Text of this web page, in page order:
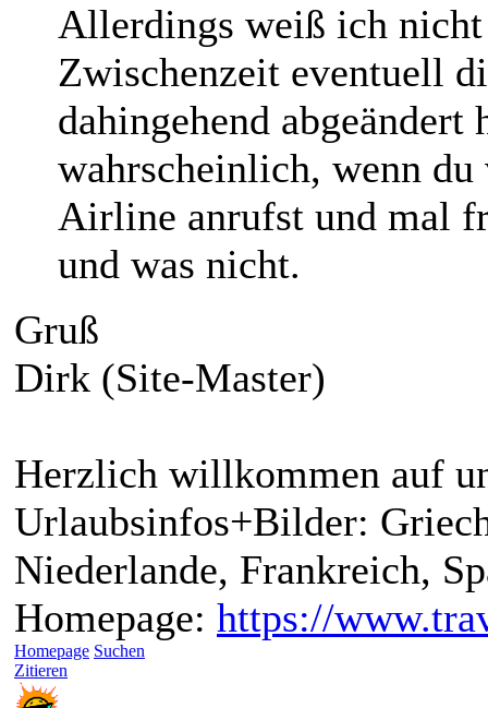
Allerdings weiß ich nicht
Zwischenzeit eventuell
dahingehend
wahrscheinlich, wenn
Airline anrufst und mal
und was nicht.
Gruß
Dirk (Site-Master)
Herzlich willkommen auf
Urlaubsinfos+Bilder:
Niederlande, Frankreich,
Homepage: https://
Homepage Suchen
Zitieren